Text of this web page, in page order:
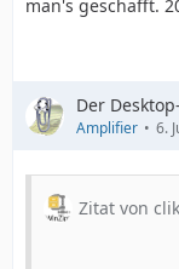
man's geschafft.
Der
Amplifier 6.
Zitat von